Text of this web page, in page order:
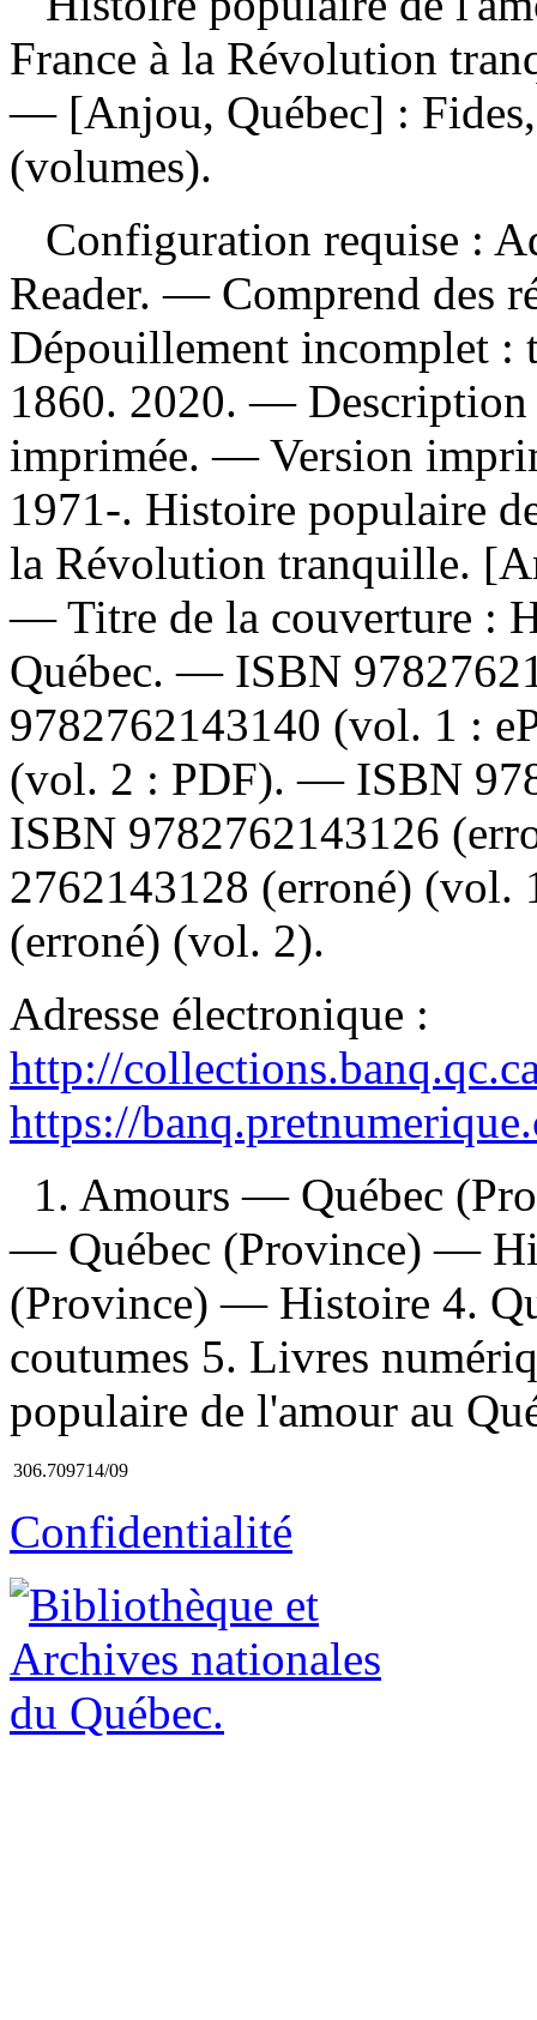
France à la Révolution
— [Anjou, Québec] :
(volumes).
Configuration requise :
Reader. — Comprend des
Dépouillement incomplet :
1860. 2020. — Description
imprimée. —Version
1971-. Histoire populaire
la Révolution tranquille.
—Titre de la couverture :
Québec. — ISBN
9782762143140 (vol. 1 :
(vol. 2 : PDF). — ISBN
ISBN 9782762143126
2762143128 (erroné)
(erroné) (vol. 2).
Adresse électronique :
http://
https://
1. Amours — Québec
— Québec (Province) —
(Province) — Histoire 4.
coutumes 5. Livres
populaire de l'amour au
306.709714/09
Confidentialité